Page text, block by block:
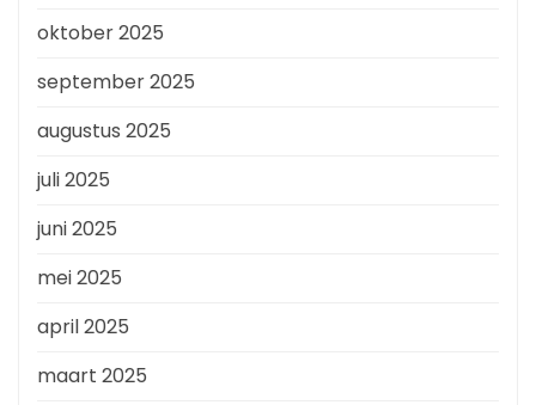
oktober 2025
september 2025
augustus 2025
juli 2025
juni 2025
mei 2025
april 2025
maart 2025